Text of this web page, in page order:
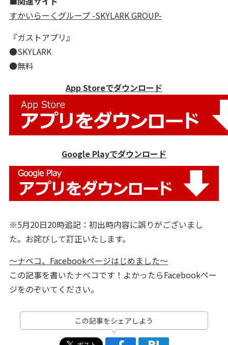
すかいらーくグループ -SKYLARK GROUP-
『ガストアプリ』
●SKYLARK
●無料
App Storeでダウンロード
Google Playでダウンロード
※5月20日20時追記：初出時内容に誤りがございまし
た。お詫びして訂正いたします。
～ナベコ、Facebookページはじめました～
この記事を書いたナベコです！よかったらFacebookペー
ジをのぞいてください。
この記事をシェアしよう